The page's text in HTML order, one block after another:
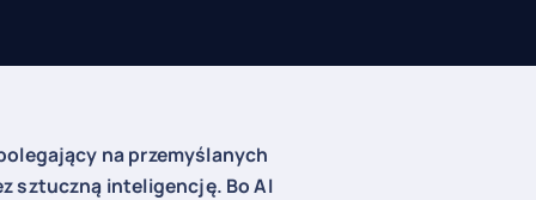
na przemyślanych
sztuczną inteligencję. Bo AI